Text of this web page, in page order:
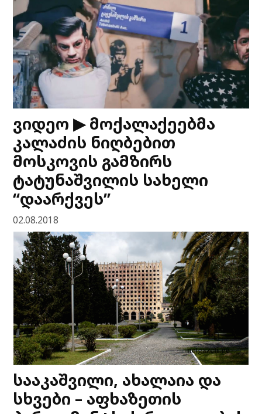
ვიდეო ▶ მოქალაქეებმა
კალაძის ნიღბებით
მოსკოვის გამზირს
ტატუნაშვილის სახელი
“დაარქვეს”
02.08.2018
სააკაშვილი, ახალაია და
სხვები – აფხაზეთის